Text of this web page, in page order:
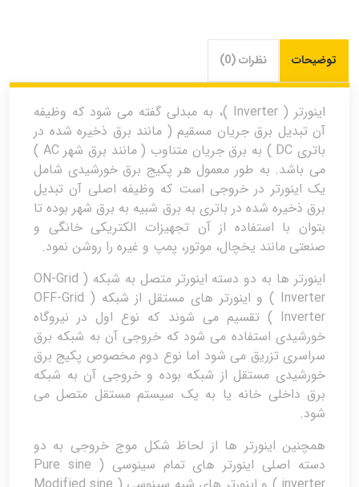
توضیحات نظرات (0)
اینورتر ( Inverter )، به مبدلی گفته می شود که وظیفه
آن تبدیل برق جریان مسقیم ( مانند برق ذخیره شده در
باتری DC ) به برق جریان متناوب ( مانند برق شهر AC )
می باشد. به طور معمول هر پکیج برق خورشیدی شامل
یک اینورتر در خروجی است که وظیفه اصلی آن تبدیل
برق ذخیره شده در باتری به برق شبیه به برق شهر بوده تا
بتوان با استفاده از آن تجهیزات الکتریکی خانگی و
صنعتی مانند یخچال، موتور، پمپ و غیره را روشن نمود.
اینورتر ها به دو دسته اینورتر متصل به شبکه ( ON-Grid
Inverter ) و اینورتر های مستقل از شبکه ( OFF-Grid
Inverter ) تقسیم می شوند که نوع اول در نیروگاه
خورشیدی استفاده می شود که خروجی آن به شبکه برق
سراسری تزریق می شود اما نوع دوم مخصوص پکیج برق
خورشیدی مستقل از شبکه بوده و خروجی آن به شبکه
برق داخلی خانه یا به یک سیستم مستقل متصل می
شود.
همچنین اینورتر ها از لحاظ شکل موج خروجی به دو
دسته اصلی اینورتر های تمام سینوسی ( Pure sine